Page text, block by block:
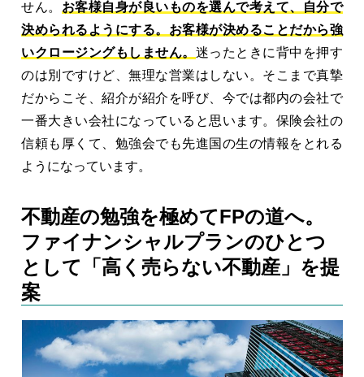
せん。 お客様自身が良いものを選んで考えて、自分で
決められるようにする。お客様が決めることだから強
いクロージングもしません。 迷ったときに背中を押す
のは別ですけど、無理な営業はしない。そこまで真摯
だからこそ、紹介が紹介を呼び、今では都内の会社で
一番大きい会社になっていると思います。保険会社の
信頼も厚くて、勉強会でも先進国の生の情報をとれる
ようになっています。
不動産の勉強を極めてFPの道へ。
ファイナンシャルプランのひとつ
として「高く売らない不動産」を提
案